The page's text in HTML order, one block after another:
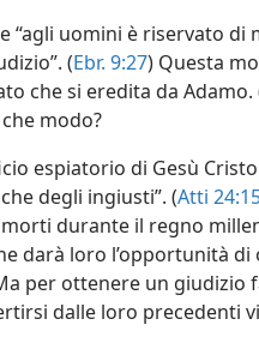
“agli uomini è riservato di
(Ebr. 9:27) Questa
che si eredita da Adamo.
modo?
espiatorio di Gesù
degli ingiusti”. (Atti
durante il regno
darà loro l’opportunità
per ottenere un giudizio
dalle loro precedenti